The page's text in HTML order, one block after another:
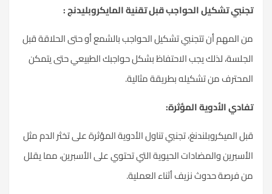
تجنبي تشكيل الحواجب قبل تقنية المايكروبليدنج :
من المهم أن تتجنبي تشكيل الحواجب بالشمع أو حتى الحلاقة قبل
الجلسة، لذلك يجب الاحتفاظ بشكل حواجبك الطبيعي حتى يتمكن
المحترف من تشكيله بطريقة مثالية.
تفادي الأدوية المؤثرة:
قبل الميكروبلندنغ، تجنبي تناول الأدوية المؤثرة على تخثر الدم مثل
الأسبرين والمضادات الحيوية التي تحتوي على الأسبرين، مما يقلل
من فرصة حدوث نزيف أثناء العملية.